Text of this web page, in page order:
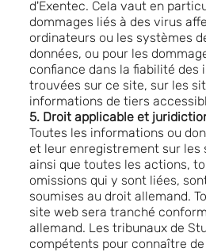
d'Exentec. Cela vaut en
dommages liés à des virus
ordinateurs ou les systèmes
données, ou pour les
confiance dans la fiabilité des
trouvées sur ce site, sur les
informations de tiers
5. Droit applicable et
Toutes les informations ou
et leur enregistrement sur les
ainsi que toutes les actions,
omissions qui y sont liées,
soumises au droit allemand.
site web sera tranché
allemand. Les tribunaux de
compétents pour connaître